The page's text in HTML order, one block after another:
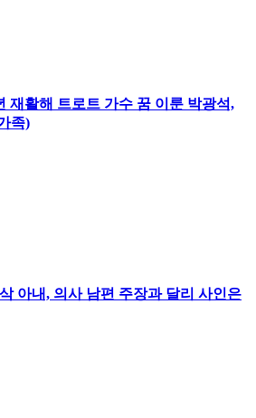
재활해 트로트 가수 꿈 이룬 박광석,
족)
아내, 의사 남편 주장과 달리 사인은